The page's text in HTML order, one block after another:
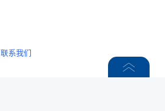
联系我们